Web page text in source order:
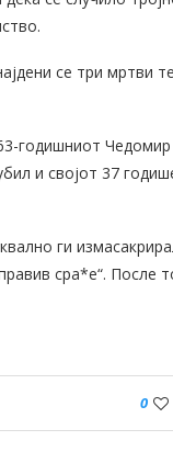
се три мртви
годишниот
и својот 37
ги
сра*е“. После
0